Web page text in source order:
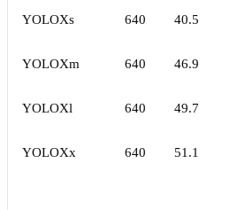
YOLOXs 640 40.5
YOLOXm 640 46.9
YOLOXl 640 49.7
YOLOXx 640 51.1